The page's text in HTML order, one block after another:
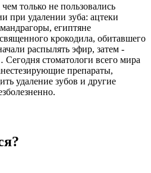
только не пользовались
при удалении зуба: ацтеки
египтяне
крокодила, обитавшего
распылять эфир, затем -
стоматологи всего мира
препараты,
удаление зубов и другие